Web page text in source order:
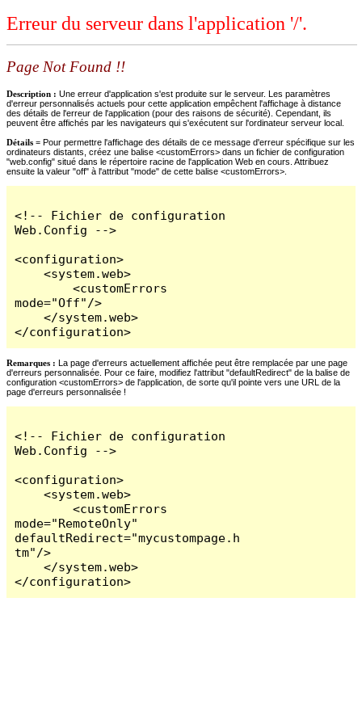
Erreur du serveur dans l'application '/'.
Page Not Found !!
Description : Une erreur d'application s'est produite sur le serveur. Les paramètres
d'erreur personnalisés actuels pour cette application empêchent l'affichage à distance
des détails de l'erreur de l'application (pour des raisons de sécurité). Cependant, ils
peuvent être affichés par les navigateurs qui s'exécutent sur l'ordinateur serveur local.
Détails = Pour permettre l'affichage des détails de ce message d'erreur spécifique sur les
ordinateurs distants, créez une balise <customErrors> dans un fichier de configuration
"web.config" situé dans le répertoire racine de l'application Web en cours. Attribuez
ensuite la valeur "off" à l'attribut "mode" de cette balise <customErrors>.
<!-- Fichier de configuration
Web.Config -->
<configuration>
    <system.web>
        <customErrors
mode="Off"/>
    </system.web>
</configuration>
Remarques : La page d'erreurs actuellement affichée peut être remplacée par une page
d'erreurs personnalisée. Pour ce faire, modifiez l'attribut "defaultRedirect" de la balise de
configuration <customErrors> de l'application, de sorte qu'il pointe vers une URL de la
page d'erreurs personnalisée !
<!-- Fichier de configuration
Web.Config -->
<configuration>
    <system.web>
        <customErrors
mode="RemoteOnly"
defaultRedirect="mycustompage.h
tm"/>
    </system.web>
</configuration>